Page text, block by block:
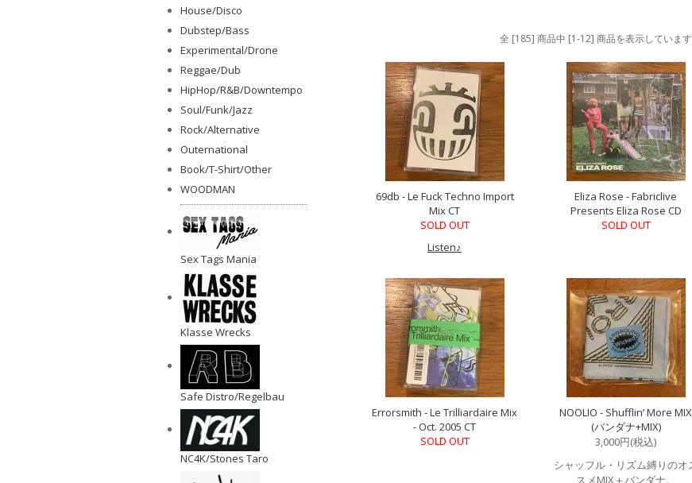
全 [185] 商品中 [1-12] 商品を表示しています
69db - Le Fuck Techno Import
Mix CT
SOLD OUT
Listen♪
Eliza Rose - Fabriclive
Presents Eliza Rose CD
SOLD OUT
Errorsmith - Le Trilliardaire Mix
- Oct. 2005 CT
SOLD OUT
NOOLIO - Shufflin’ More MIX
(バンダナ+MIX)
3,000円(税込)
シャッフル・リズム縛りのオ
スメMIX＋バンダナ。
House/Disco
Dubstep/Bass
Experimental/Drone
Reggae/Dub
HipHop/R&B/Downtempo
Soul/Funk/Jazz
Rock/Alternative
Outernational
Book/T-Shirt/Other
WOODMAN
Sex Tags Mania
Klasse Wrecks
Safe Distro/Regelbau
NC4K/Stones Taro